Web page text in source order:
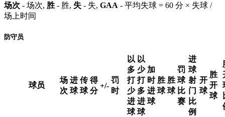
场次 - 场次, 胜 - 胜, 失 - 失, GAA - 平均失球 = 60 分 × 失球 /
场上时间
防守员
球员
场
次
进
球
传
球
得
分
+/-
罚
时
以
多
打
少
进
球
以
少
打
多
进
球
加
时
进
球
胜
球
胜
球
罚
球
比
赛
进
球
射
门
比
例
开
球
胜
开
球